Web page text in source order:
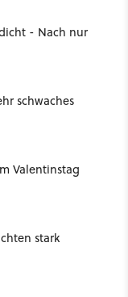
- Nach nur
schwaches
Valentinstag
stark